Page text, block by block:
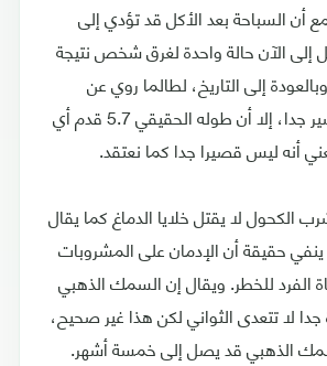
أن السباحة بعد الأكل قد تؤدي إلى
إلى الآن حالة واحدة لغرق شخص نتيجة
إلى التاريخ، لطالما روي عن
نابليون أنه رجل قصير جدا، إلا أن طوله الحقيقي 5.7 قدم أي
الكحول لا يقتل خلايا الدماغ كما يقال
ينفي حقيقة أن الإدمان على المشروبات
الفرد للخطر. ويقال إن السمك الذهبي
لا تتعدى الثواني لكن هذا غير صحيح،
الذهبي قد يصل إلى خمسة أشهر.